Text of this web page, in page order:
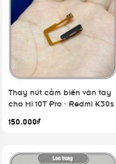
Thay nút cảm biến vân tay
cho Mi 10T Pro - Redmi K30s
150.000₫